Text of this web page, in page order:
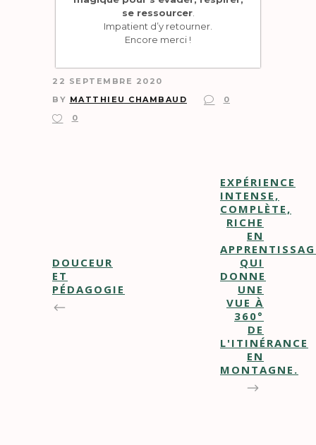
se ressourcer.
Impatient d’y retourner.
Encore merci !
22 SEPTEMBRE 2020
BY MATTHIEU CHAMBAUD
0
0
DOUCEUR
ET
PÉDAGOGIE
EXPÉRIENCE
INTENSE,
COMPLÈTE,
RICHE
EN
QUI
DONNE
UNE
VUE À
360°
DE
L'ITINÉRANCE
EN
MONTAGNE.